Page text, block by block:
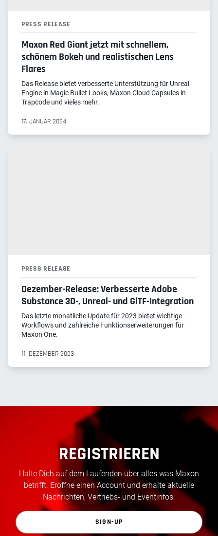
PRESS RELEASE
Maxon Red Giant jetzt mit schnellem,
schönem Bokeh und realistischen Lens
Flares
Das Release bietet verbesserte Unterstützung für Unreal
Engine in Magic Bullet Looks, Maxon Cloud Capsules in
Trapcode und vieles mehr.
17. JANUAR 2024
PRESS RELEASE
Dezember-Release: Verbesserte Adobe
Substance 3D-, Unreal- und GlTF-Integration
Das letzte monatliche Update für 2023 bietet wichtige
Workflows und zahlreiche Funktionserweiterungen für
Maxon One.
11. DEZEMBER 2023
REGISTRIEREN
Halte Dich auf dem Laufenden über alles was Maxon
betrifft. Eröffne einen Account und erhalte aktuelle
Nachrichten, Vertriebs- und Eventinfos.
SIGN-UP